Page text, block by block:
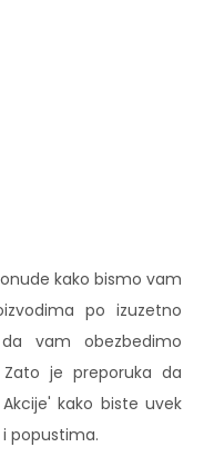
kako bismo vam
po izuzetno
vam obezbedimo
je preporuka da
kako biste uvek
popustima.